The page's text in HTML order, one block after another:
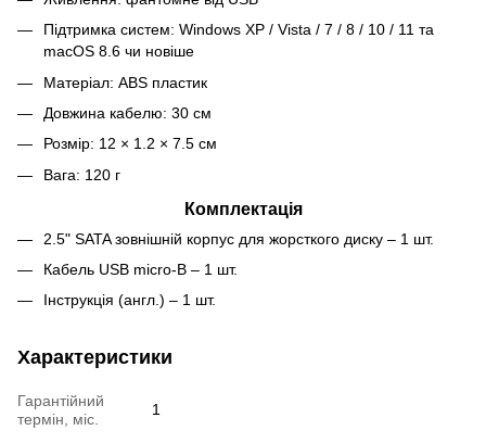
Підтримка систем: Windows XP / Vista / 7 / 8 / 10 / 11 та
macOS 8.6 чи новіше
Матеріал: ABS пластик
Довжина кабелю: 30 см
Розмір: 12 × 1.2 × 7.5 см
Вага: 120 г
Комплектація
2.5" SATA зовнішній корпус для жорсткого диску – 1 шт.
Кабель USB micro-B – 1 шт.
Інструкція (англ.) – 1 шт.
Характеристики
Гарантійний
термін, міс.
1